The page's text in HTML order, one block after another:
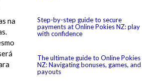
na
Step-by-step guide to secure
payments at Online Pokies NZ: play
with confidence
The ultimate guide to Online Pokies
NZ: Navigating bonuses, games, and
payouts